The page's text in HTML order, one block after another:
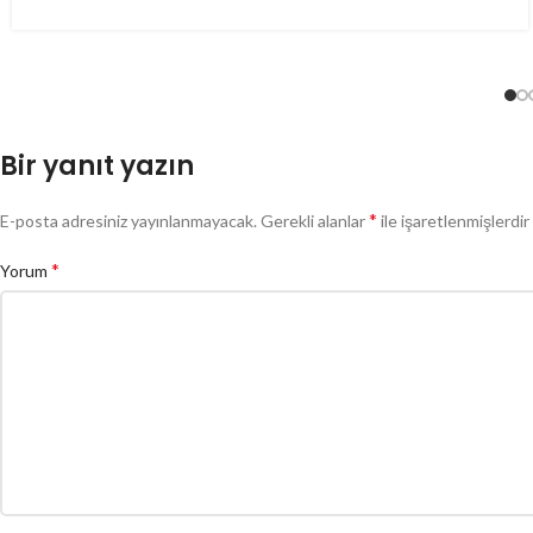
Bir yanıt yazın
E-posta adresiniz yayınlanmayacak. Gerekli alanlar* ile işaretlenmişlerdir
Yorum *